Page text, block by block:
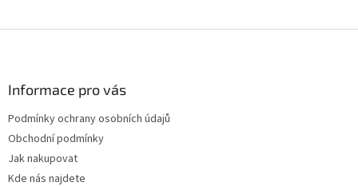
Informace pro vás
Podmínky ochrany osobních údajů
Obchodní podmínky
Jak nakupovat
Kde nás najdete